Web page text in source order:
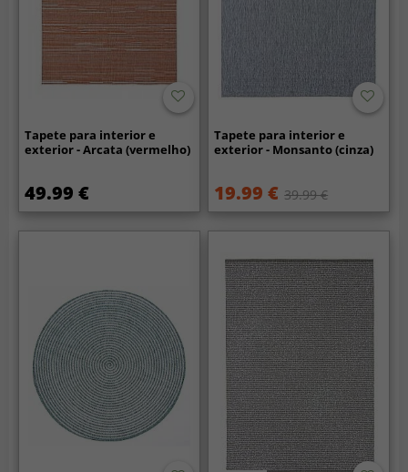
Tapete para interior e
exterior - Arcata (vermelho)
49.99 €
Tapete para interior e
exterior - Monsanto (cinza)
19.99 € 39.99 €